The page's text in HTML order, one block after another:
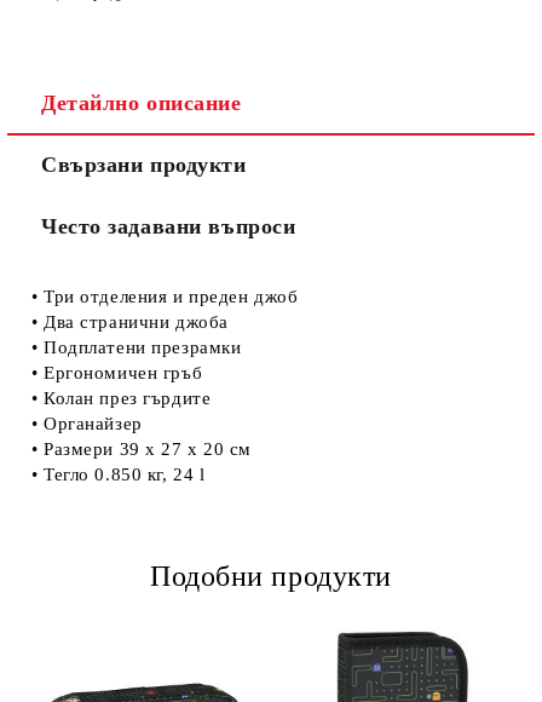
Детайлно описание
Свързани продукти
Често задавани въпроси
• Три отделения и преден джоб
• Два странични джоба
• Подплатени презрамки
• Ергономичен гръб
• Колан през гърдите
• Органайзер
• Размери 39 х 27 х 20 см
• Тегло 0.850 кг, 24 l
Подобни продукти